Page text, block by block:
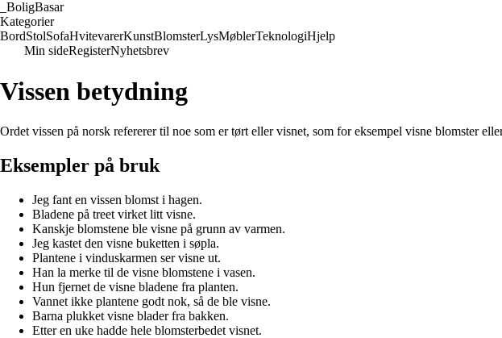
BoligBasar
Kategorier
BordStolSofaHvitevarerKunstBlomsterLysMøblerTeknologiHjelp
Min sideRegisterNyhetsbrev
Vissen betydning
Ordet vissen på norsk refererer til noe som er tørt eller visnet, som for eksempel visne blomster
Eksempler på bruk
Jeg fant en vissen blomst i hagen.
Bladene på treet virket litt visne.
Kanskje blomstene ble visne på grunn av varmen.
Jeg kastet den visne buketten i søpla.
Plantene i vinduskarmen ser visne ut.
Han la merke til de visne blomstene i vasen.
Hun fjernet de visne bladene fra planten.
Vannet ikke plantene godt nok, så de ble visne.
Barna plukket visne blader fra bakken.
Etter en uke hadde hele blomsterbedet visnet.